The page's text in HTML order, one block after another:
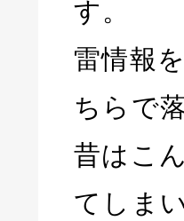
す。
雷情報
ちらで
昔はこ
てしま